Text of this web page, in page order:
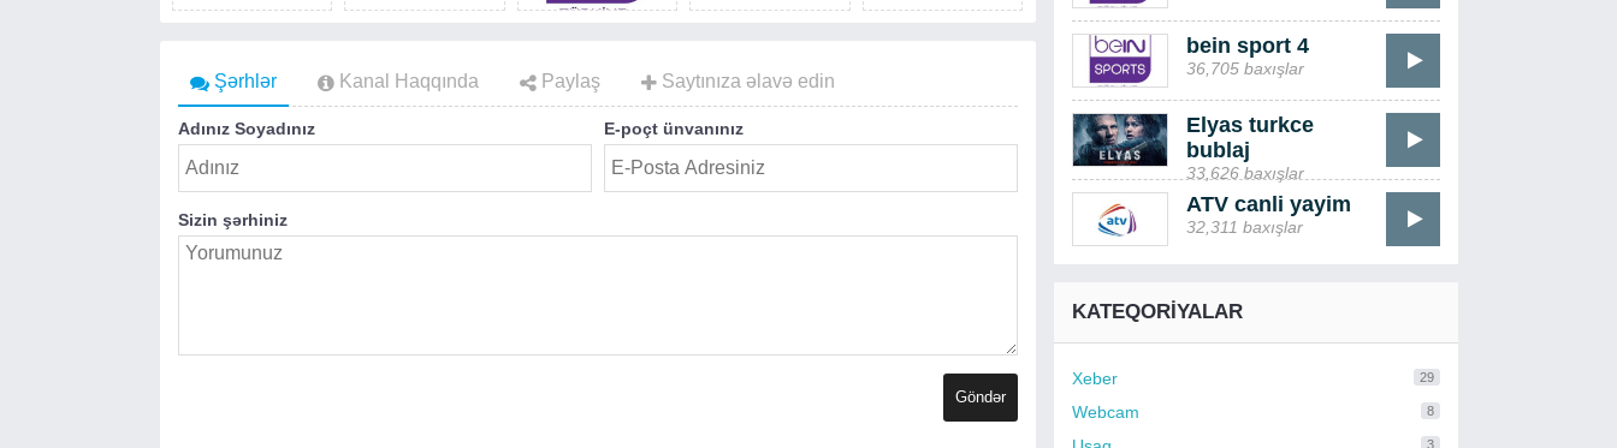
Şərhlər Kanal Haqqında Paylaş Saytınıza əlavə edin
Adınız Soyadınız E-poçt ünvanınız
Sizin şərhiniz
bein sport 4
36,705 baxışlar
Elyas turkce
bublaj
33,626 baxışlar
ATV canli yayim
32,311 baxışlar
KATEQORIYALAR
Xeber 29
Webcam 8
3